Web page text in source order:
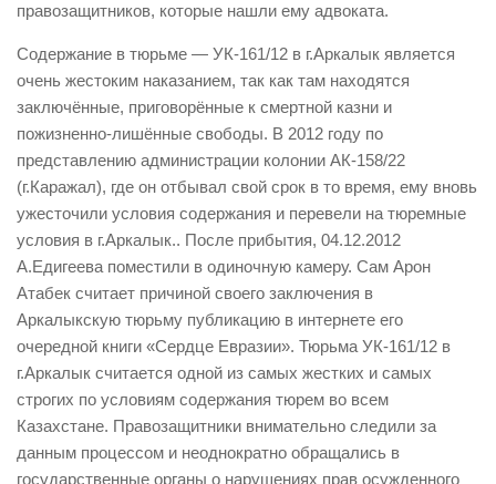
правозащитников, которые нашли ему адвоката.
Содержание в тюрьме — УК-161/12 в г.Аркалык является
очень жестоким наказанием, так как там находятся
заключённые, приговорённые к смертной казни и
пожизненно-лишённые свободы. В 2012 году по
представлению администрации колонии АК-158/22
(г.Каражал), где он отбывал свой срок в то время, ему вновь
ужесточили условия содержания и перевели на тюремные
условия в г.Аркалык.. После прибытия, 04.12.2012
А.Едигеева поместили в одиночную камеру. Сам Арон
Атабек считает причиной своего заключения в
Аркалыкскую тюрьму публикацию в интернете его
очередной книги «Сердце Евразии». Тюрьма УК-161/12 в
г.Аркалык считается одной из самых жестких и самых
строгих по условиям содержания тюрем во всем
Казахстане. Правозащитники внимательно следили за
данным процессом и неоднократно обращались в
государственные органы о нарушениях прав осужденного